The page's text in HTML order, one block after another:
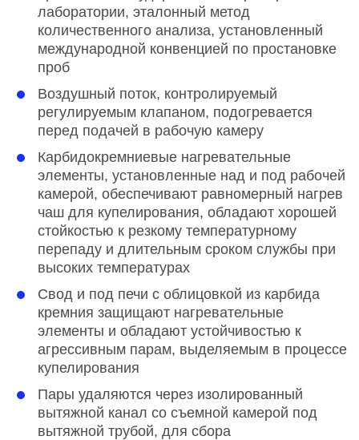
лаборатории, эталонный метод
количественного анализа, установленный
международной конвенцией по простановке
проб
Воздушный поток, контролируемый
регулируемым клапаном, подогревается
перед подачей в рабочую камеру
Карбидокремниевые нагревательные
элементы, установленные над и под рабочей
камерой, обеспечивают равномерный нагрев
чаш для купелирования, обладают хорошей
стойкостью к резкому температурному
перепаду и длительным сроком службы при
высоких температурах
Свод и под печи с облицовкой из карбида
кремния защищают нагревательные
элементы и обладают устойчивостью к
агрессивным парам, выделяемым в процессе
купелирования
Пары удаляются через изолированный
вытяжной канал со съемной камерой под
вытяжной трубой, для сбора